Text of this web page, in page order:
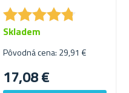
★★★★★
★★★★★
Pôvodná cena: 29,91 €
17,08 €
Skladem